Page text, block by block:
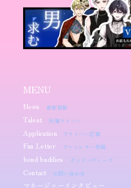
MENU
News 最新情報
Talent 所属ライバー
Application Vライバー応募
Fan Letter ファンレター投稿
bond buddies ボンドバディーズ
Contact お問い合わせ
マネージャーインタビュー